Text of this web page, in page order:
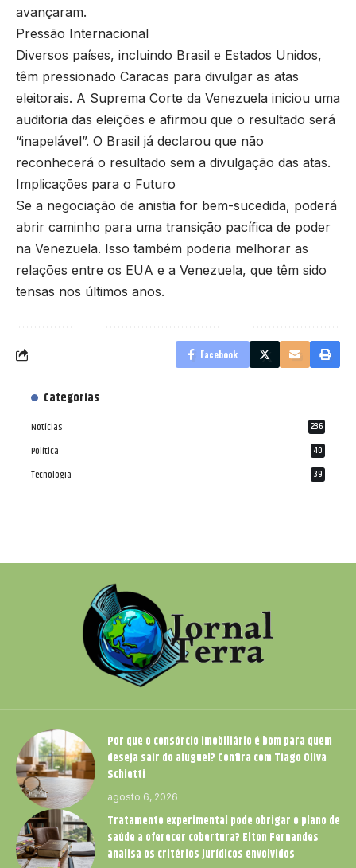
avançaram.
Pressão Internacional
Diversos países, incluindo Brasil e Estados Unidos,
têm pressionado Caracas para divulgar as atas
eleitorais. A Suprema Corte da Venezuela iniciou uma
auditoria das eleições e afirmou que o resultado será
“inapelável”. O Brasil já declarou que não
reconhecerá o resultado sem a divulgação das atas.
Implicações para o Futuro
Se a negociação de anistia for bem-sucedida, poderá
abrir caminho para uma transição pacífica de poder
na Venezuela. Isso também poderia melhorar as
relações entre os EUA e a Venezuela, que têm sido
tensas nos últimos anos.
Facebook
Categorias
Notícias 236
Política 40
Tecnologia 39
Por que o consórcio imobiliário é bom para quem
deseja sair do aluguel? Confira com Tiago Oliva
Schietti
agosto 6, 2026
Tratamento experimental pode obrigar o plano de
saúde a oferecer cobertura? Elton Fernandes
analisa os critérios jurídicos envolvidos